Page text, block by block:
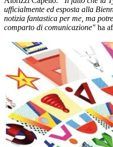
ufficialmente ed esposta alla
notizia fantastica per me, ma
comparto di comunicazione" ha